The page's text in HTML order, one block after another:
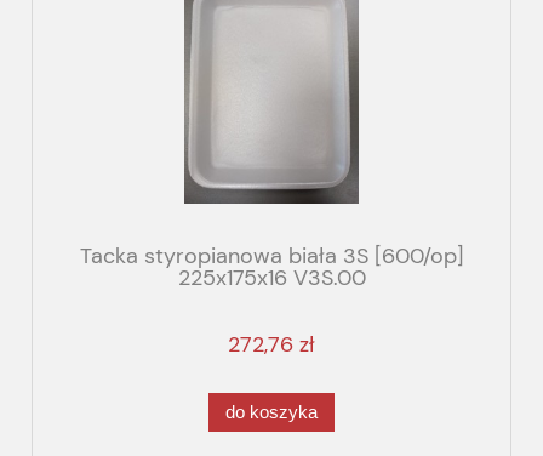
Tacka styropianowa biała 3S [600/op]
225x175x16 V3S.00
272,76 zł
do koszyka